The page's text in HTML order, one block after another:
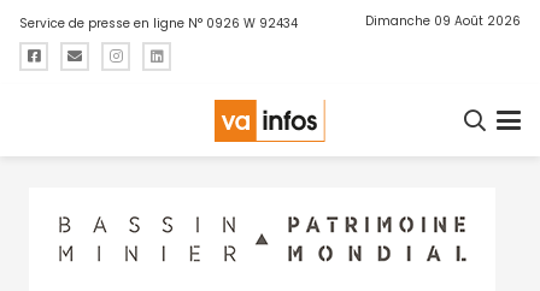
Service de presse en ligne N° 0926 W 92434 Dimanche 09 Août 2026